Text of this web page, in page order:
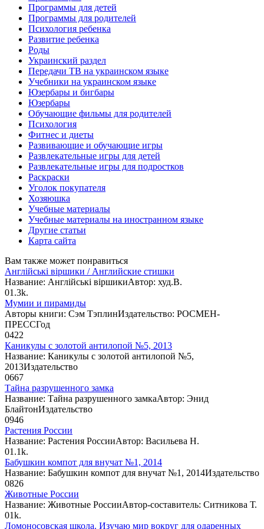
Программы для детей
Программы для родителей
Психология ребенка
Развитие ребенка
Роды
Украинский раздел
Передачи ТВ на украинском языке
Учебники на украинском языке
Юзербары и бигбары
Юзербары
Обучающие фильмы для родителей
Психология
Фитнес и диеты
Развивающие и обучающие игры
Развлекательные игры для детей
Развлекательные игры для подростков
Раскраски
Уголок покупателя
Хозяюшка
Учебные материалы
Учебные материалы на иностранном языке
Другие статьи
Карта сайта
Вам также может понравиться
Англійські віршики / Английские стишки
Название: Англійські віршикиАвтор: худ.В.
01.3k.
Мумии и пирамиды
Авторы книги: Сэм ТэплинИздательство: РОСМЕН-
ПРЕССГод
0422
Каникулы с золотой антилопой №5, 2013
Название: Каникулы с золотой антилопой №5,
2013Издательство
0667
Тайна разрушенного замка
Название: Тайна разрушенного замкаАвтор: Энид
БлайтонИздательство
0946
Растения России
Название: Растения РоссииАвтор: Васильева Н.
01.1k.
Бабушкин компот для внучат №1, 2014
Название: Бабушкин компот для внучат №1, 2014Издательство
0826
Животные России
Название: Животные РоссииАвтор-составитель: Ситникова Т.
01k.
Ломоносовская школа. Изучаю мир вокруг для одаренных